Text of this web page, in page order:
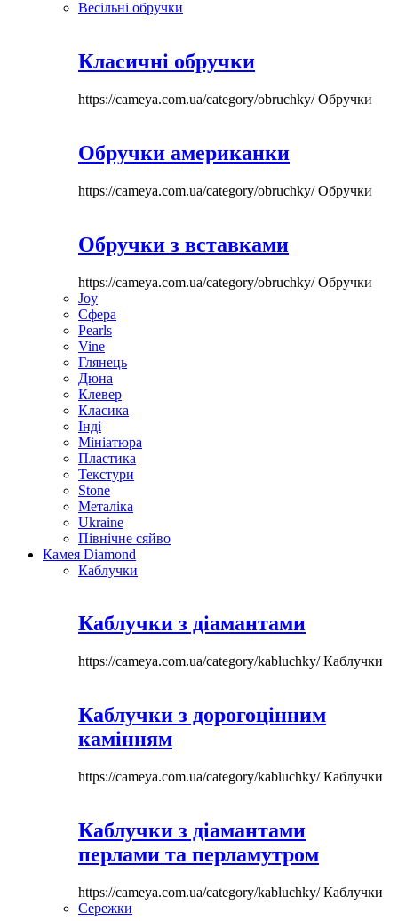
Весільні обручки
Класичні обручки
https://cameya.com.ua/category/obruchky/Обручки
Обручки американки
https://cameya.com.ua/category/obruchky/Обручки
Обручки з вставками
https://cameya.com.ua/category/obruchky/Обручки
Joy
Сфера
Pearls
Vine
Глянець
Дюна
Клевер
Класика
Інді
Мініатюра
Пластика
Текстури
Stone
Металіка
Ukraine
Північне сяйво
Камея Diamond
Каблучки
Каблучки з діамантами
https://cameya.com.ua/category/kabluchky/Каблучки
Каблучки з дорогоцінним
камінням
https://cameya.com.ua/category/kabluchky/Каблучки
Каблучки з діамантами
перлами та перламутром
https://cameya.com.ua/category/kabluchky/Каблучки
Сережки